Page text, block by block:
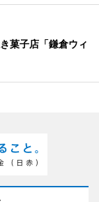
菓子店「鎌倉ウィ